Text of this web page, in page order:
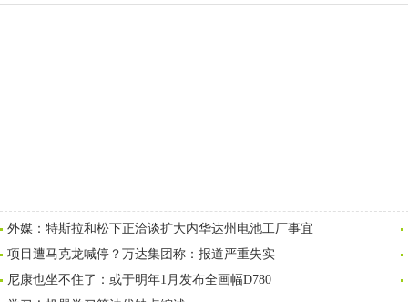
外媒：特斯拉和松下正洽谈扩大内华达州电池工厂事宜
项目遭马克龙喊停？万达集团称：报道严重失实
尼康也坐不住了：或于明年1月发布全画幅D780